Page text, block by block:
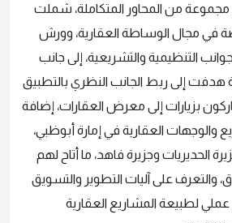
مجموعة من المحاور المتكاملة، شملت
في مجال الوساطة العقارية، وورش
التنظيمية والتشريعية، إلى جانب
هدفت إلى ربط الجانب النظري بالتطبيق
بزيارات إلى معرض العقارات، إضافة
والوجهات العقارية في إمارة أبوظبي،
الحديريات وجزيرة فاهد، ما أتاح لهم
والتعرف على آليات التطوير والتسويق
لطبيعة المشاريع العقارية